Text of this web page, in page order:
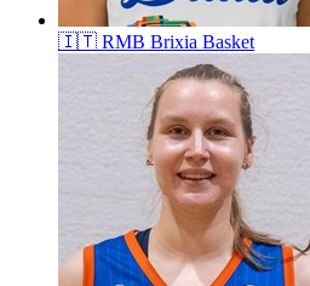
🇮🇹 RMB Brixia Basket